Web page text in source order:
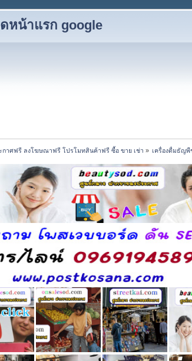
หน้าแรก google
กาศฟรี ลงโฆษณาฟรี โปรโมทสินค้าฟรี ซื้อ ขาย เช่า » เครื่องดื่มธัญพื